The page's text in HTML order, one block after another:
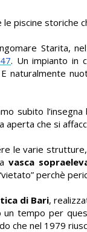
le piscine storiche
Starita, nel
. Un impianto in
naturalmente
subito
aperta che si
le varie
vasca
perchè
di Bari,
un tempo per
che nel 1979